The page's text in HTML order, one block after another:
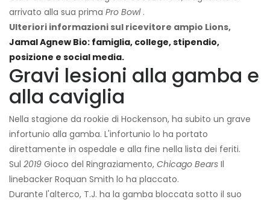
arrivato alla sua prima Pro Bowl.
Ulteriori informazioni sul ricevitore ampio Lions,
Jamal Agnew Bio: famiglia, college, stipendio,
posizione e social media.
Gravi lesioni alla gamba e
alla caviglia
Nella stagione da rookie di Hockenson, ha subito un grave
infortunio alla gamba. L'infortunio lo ha portato
direttamente in ospedale e alla fine nella lista dei feriti.
Sul 2019 Gioco del Ringraziamento, Chicago Bears Il
linebacker Roquan Smith lo ha placcato.
Durante l'alterco, T.J. ha la gamba bloccata sotto il suo